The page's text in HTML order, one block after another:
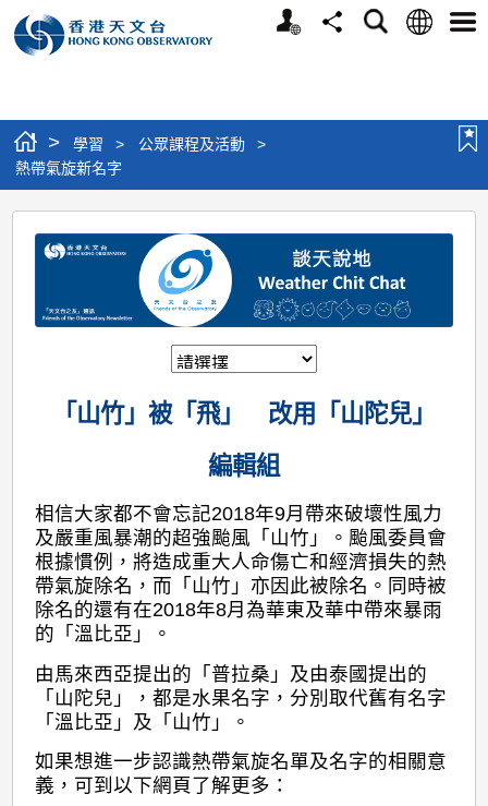
個
分
搜
語
選
> 學習 > 公眾課程及活動
>
熱帶氣旋新名字
熱
旋
「山竹」被「飛」 改用「山陀兒」
編輯組
相信大家都不會忘記2018年9月帶來破壞性風力
及嚴重風暴潮的超強颱風「山竹」。颱風委員會
根據慣例，將造成重大人命傷亡和經濟損失的熱
帶氣旋除名，而「山竹」亦因此被除名。同時被
除名的還有在2018年8月為華東及華中帶來暴雨
的「溫比亞」。
由馬來西亞提出的「普拉桑」及由泰國提出的
「山陀兒」，都是水果名字，分別取代舊有名字
「溫比亞」及「山竹」。
如果想進一步認識熱帶氣旋名單及名字的相關意
義，可到以下網頁了解更多：